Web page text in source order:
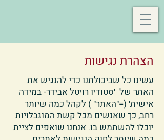
הצהרת נגישות
עשינו כל שביכולתנו כדי להנגיש את
האתר של 'סטודיו רויטל אבידר- במידה
אישית' (="האתר" ) לקהל כמה שיותר
רחב, כך שאנשים מכל קשת המוגבלויות
יוכלו להשתמש בו. אנחנו שואפים לציית